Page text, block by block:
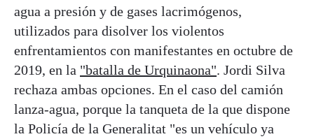
agua a presión y de gases lacrimógenos,
utilizados para disolver los violentos
enfrentamientos con manifestantes en octubre de
2019, en la "batalla de Urquinaona". Jordi Silva
rechaza ambas opciones. En el caso del camión
lanza-agua, porque la tanqueta de la que dispone
la Policía de la Generalitat "es un vehículo ya